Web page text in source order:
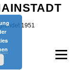
1951
Menü